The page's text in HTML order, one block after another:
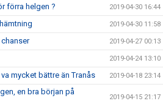
förra helgen ? 2019-04-30 16:44
2019-04-30 11:58
2019-04-27 00:13
2019-04-24 13:10
mycket bättre än Tranås 2019-04-18 23:14
en bra början på
2019-04-15 21:17